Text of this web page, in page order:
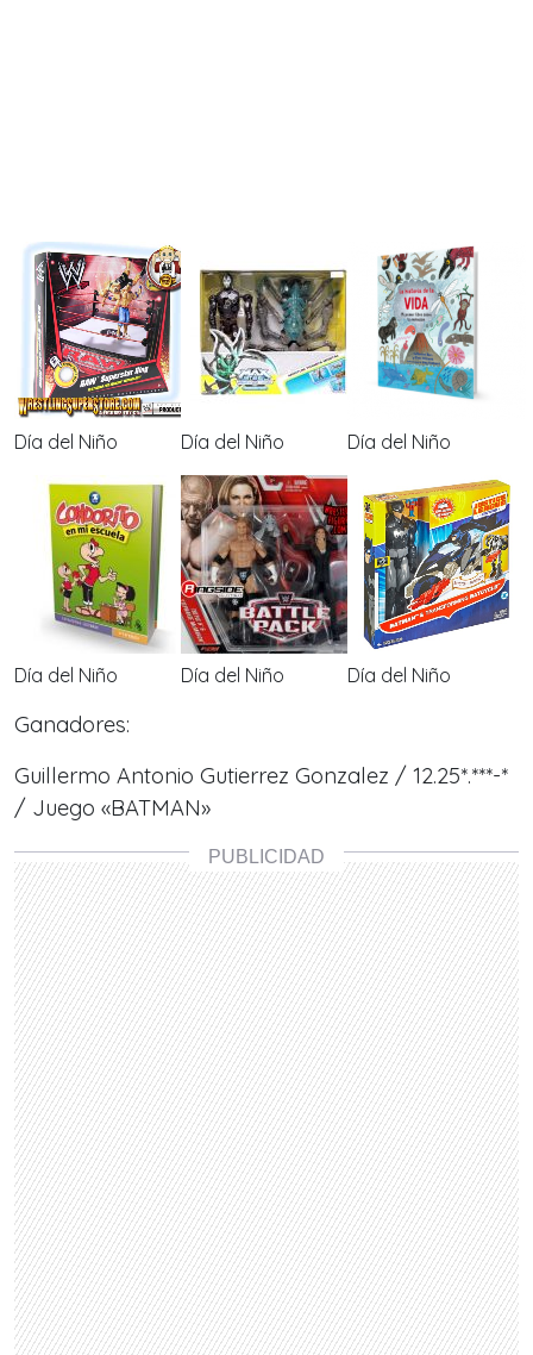
Día del Niño Día del Niño Día del Niño
Día del Niño Día del Niño Día del Niño
Ganadores:
Guillermo Antonio Gutierrez Gonzalez / 12.25*.***-*
/ Juego «BATMAN»